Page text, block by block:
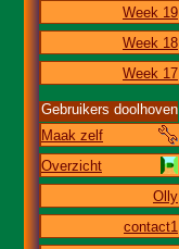
Week 19
Week 18
Week 17
Gebruikers doolhoven
Maak zelf
Overzicht
Olly
contact1